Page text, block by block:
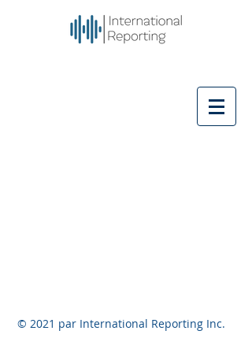
© 2021 par International Reporting Inc.